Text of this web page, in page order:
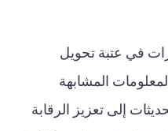
في عتبة تحويل
المشابهة
إلى تعزيز الرقابة